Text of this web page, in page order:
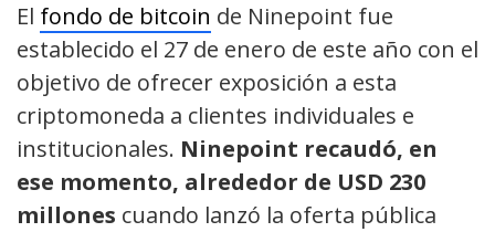
El fondo de bitcoin de Ninepoint fue
establecido el 27 de enero de este año con el
objetivo de ofrecer exposición a esta
criptomoneda a clientes individuales e
institucionales. Ninepoint recaudó, en
ese momento, alrededor de USD 230
millones cuando lanzó la oferta pública